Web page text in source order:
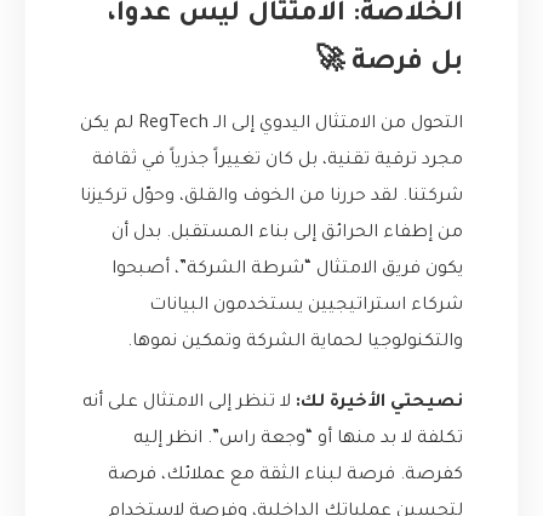
الخلاصة: الامتثال ليس عدواً،
بل فرصة 🚀
التحول من الامتثال اليدوي إلى الـ RegTech لم يكن
مجرد ترقية تقنية، بل كان تغييراً جذرياً في ثقافة
شركتنا. لقد حررنا من الخوف والقلق، وحوّل تركيزنا
من إطفاء الحرائق إلى بناء المستقبل. بدل أن
يكون فريق الامتثال “شرطة الشركة”، أصبحوا
شركاء استراتيجيين يستخدمون البيانات
والتكنولوجيا لحماية الشركة وتمكين نموها.
نصيحتي الأخيرة لك: لا تنظر إلى الامتثال على أنه
تكلفة لا بد منها أو “وجعة راس”. انظر إليه
كفرصة. فرصة لبناء الثقة مع عملائك، فرصة